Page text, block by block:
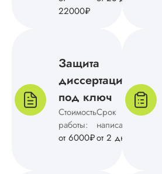
22000₽
Защита
диссертации
под ключ
Стоимость
работы:
от 6000₽
Срок
написания:
от 2 дней